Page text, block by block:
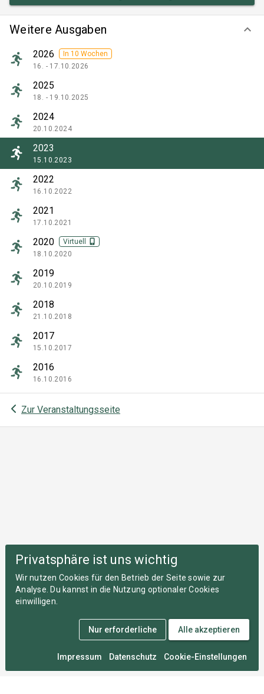
Weitere Ausgaben keyboard_arrow_down
2026
In 10 Wochen
16. - 17.10.2026
2025
18. - 19.10.2025
2024
20.10.2024
2023
15.10.2023
2022
16.10.2022
2021
17.10.2021
2020
Virtuell
18.10.2020
2019
20.10.2019
2018
21.10.2018
2017
15.10.2017
2016
16.10.2016
Zur Veranstaltungsseite
Privatsphäre ist uns wichtig
Wir nutzen Cookies für den Betrieb der Seite sowie zur
Analyse. Du kannst in die Nutzung optionaler Cookies
einwilligen.
Impressum Datenschutz Cookie-Einstellungen
Nur erforderliche Alle akzeptieren